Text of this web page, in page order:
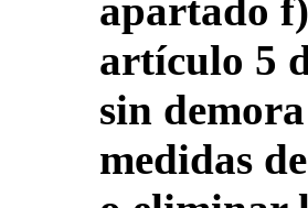
apartado
artículo 5
sin
medidas